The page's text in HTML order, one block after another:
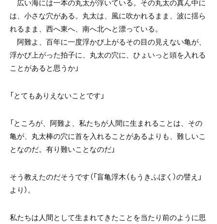
広い海には一本の丸太が浮いている。その丸太の真ん中に
は、小さな穴がある。丸太は、風に吹かれるまま、波に揺ら
れるまま、西へ東へ、南へ北へと漂っている。
阿難よ、百年に一度浮かび上がるその目の見えない亀が、
浮かび上がった拍子に、丸太の穴に、ひょいっと頭を入れる
ことがあると思うか」
「とてもありえないことです」
「ところが、阿難よ、私たちが人間に生まれることは、その
亀が、丸太棒の穴に首を入れることがあるよりも、難しいこ
となのだ。有り難いことなのだ」
そう教えたのだそうです（「盲亀浮木（もうきふぼく）の譬え」
より）。
私たちは人間として生まれてきたことを当たり前のように思